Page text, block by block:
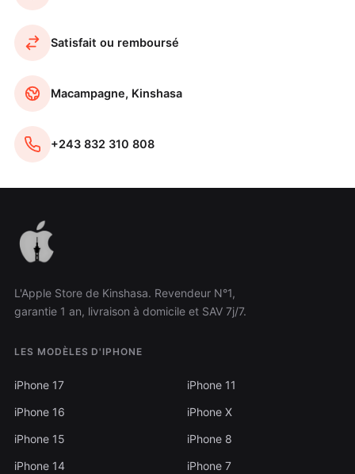
Satisfait ou remboursé
Macampagne, Kinshasa
+243 832 310 808
L'Apple Store de Kinshasa. Revendeur N°1,
garantie 1 an, livraison à domicile et SAV 7j/7.
LES MODÈLES D'IPHONE
iPhone 17
iPhone 16
iPhone 15
iPhone 14
iPhone 11
iPhone X
iPhone 8
iPhone 7